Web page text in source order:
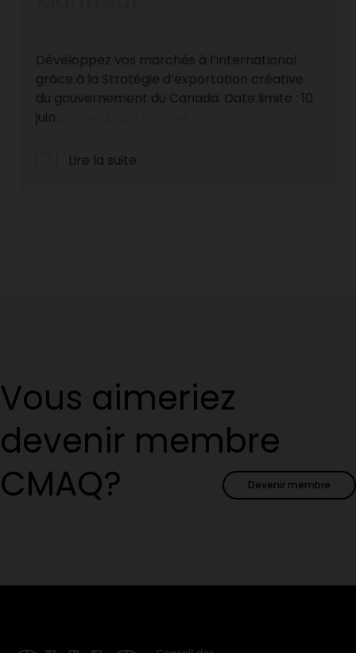
Développez vos marchés à l’international
grâce à la Stratégie d’exportation créative
du gouvernement du Canada. Date limite : 10
juin
Lire la suite
La Ville de Montréal lance les Grands Prix
Opération Patrimoine 2026 avec Héritage
Montréal et le gouvernement du Québec.
Artisan·es du patrimoine,...
Lire la suite
Vous aimeriez
devenir membre
CMAQ?
Devenir membre